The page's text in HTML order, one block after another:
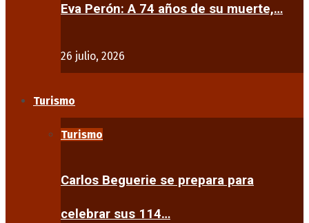
Eva Perón: A 74 años de su muerte,…
26 julio, 2026
Turismo
Turismo
Carlos Beguerie se prepara para
celebrar sus 114…